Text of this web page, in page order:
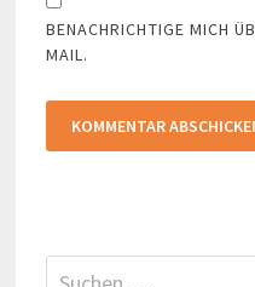
BENACHRICHTIGE MICH
MAIL.
Suchen